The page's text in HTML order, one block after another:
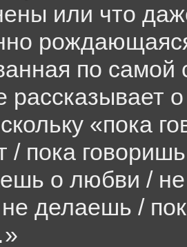
или что
по
рассказывает
«пока
/ пока
о любви /
делаешь /